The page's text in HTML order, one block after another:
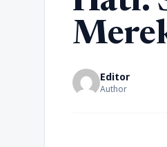
Editor
Author